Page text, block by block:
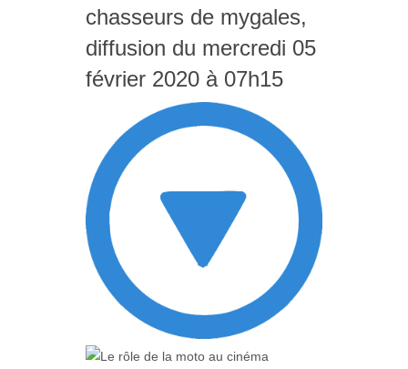
chasseurs de mygales,
diffusion du mercredi 05
février 2020 à 07h15